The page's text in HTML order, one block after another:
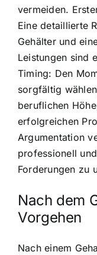
vermeiden.
Eine detaillierte
Gehälter und
Leistungen sind
Timing: Den
sorgfältig
beruflichen
erfolgreichen
Argumentation
professionell
Forderungen zu
Nach dem
Vorgehen
Nach einem